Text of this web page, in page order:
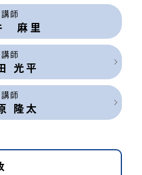
講師
麻里
講師
光平
講師
隆太